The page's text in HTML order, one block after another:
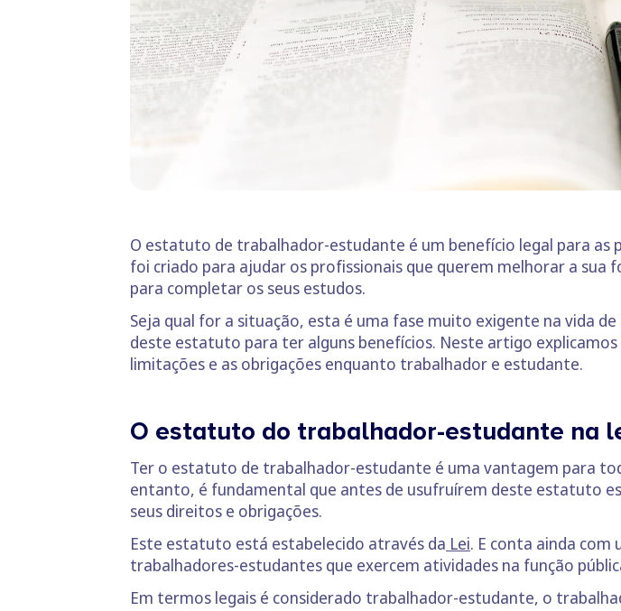
O estatuto de trabalhador-estudante é um benefício legal para
foi criado para ajudar os profissionais que querem melhorar a
para completar os seus estudos.
Seja qual for a situação, esta é uma fase muito exigente na vida
deste estatuto para ter alguns benefícios. Neste artigo
limitações e as obrigações enquanto trabalhador e estudante.
O estatuto do trabalhador-estudante na
Ter o estatuto de trabalhador-estudante é uma vantagem para
entanto, é fundamental que antes de usufruírem deste estatuto
seus direitos e obrigações.
Este estatuto está estabelecido através da Lei. E conta ainda com
trabalhadores-estudantes que exercem atividades na função
Em termos legais é considerado trabalhador-estudante, o